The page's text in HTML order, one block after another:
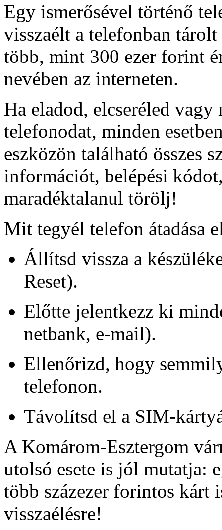
Egy ismerősével történő
visszaélt a telefonban
több, mint 300 ezer forint
nevében az interneten.
Ha eladod, elcseréled vagy
telefonodat, minden
eszközön található összes
információt, belépési
maradéktalanul törölj!
Mit tegyél telefon átadása
Állítsd vissza a
Reset).
Előtte jelentkezz ki
netbank, e-mail).
Ellenőrizd, hogy
telefonon.
Távolítsd el a SIM-
A Komárom-Esztergom
utolsó esete is jól mutatja:
több százezer forintos kárt
visszaélésre!